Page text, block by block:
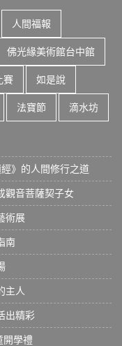
人間福報
佛光緣美術館台中館
賽 如是說
法寶節 滴水坊
》的人間修行之道
觀音菩薩契子女
術展
南
主人
出精彩
開學禮